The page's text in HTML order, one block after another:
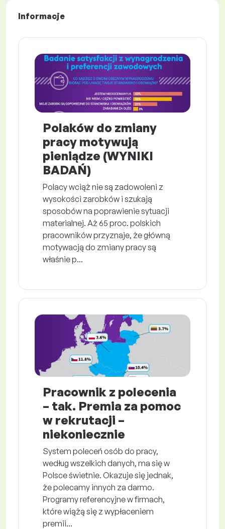
Informacje
Polaków do zmiany
pracy motywują
pieniądze (WYNIKI
BADAŃ)
Polacy wciąż nie są zadowoleni z
wysokości zarobków i szukają
sposobów na poprawienie sytuacji
materialnej. Aż 65 proc. polskich
pracowników przyznaje, że główną
motywacją do zmiany pracy są
właśnie p...
Pracownik z polecenia
– tak. Premia za pomoc
w rekrutacji –
niekoniecznie
System poleceń osób do pracy,
według wszelkich danych, ma się w
Polsce świetnie. Okazuje się jednak,
że polecamy innych za darmo.
Programy referencyjne w firmach,
które wiążą się z wypłaceniem
premii...